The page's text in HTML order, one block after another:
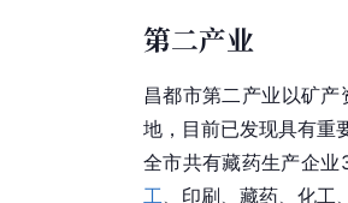
第一产业